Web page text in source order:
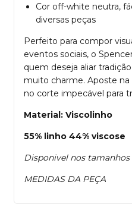
Cor off-white neutra,
diversas peças
Perfeito para compor
eventos sociais, o
quem deseja aliar
muito charme. Aposte
no corte impecável para
Material: Viscolinho
55% linho 44% viscose
Disponivel nos tamanhos
MEDIDAS DA PEÇA